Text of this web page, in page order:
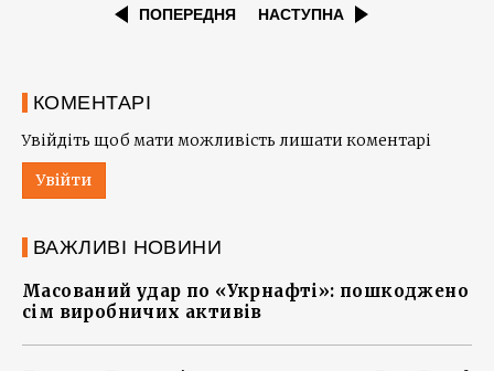
ПОПЕРЕДНЯ НАСТУПНА
КОМЕНТАРІ
Увійдіть щоб мати можливість лишати коментарі
Увійти
ВАЖЛИВІ НОВИНИ
Масований удар по «Укрнафті»: пошкоджено
сім виробничих активів